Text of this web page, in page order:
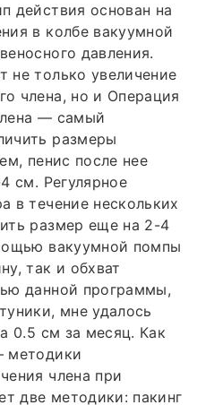
действия основан на
в колбе вакуумной
давления.
не только увеличение
члена, но и Операция
— самый
размеры
пенис после нее
см. Регулярное
в течение нескольких
размер еще на 2-4
вакуумной помпы
так и обхват
данной программы,
мне удалось
0.5 см за месяц. Как
методики
члена при
две методики: пакинг